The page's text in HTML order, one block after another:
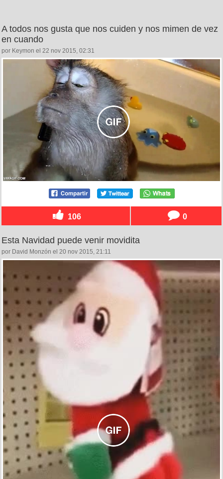
A todos nos gusta que nos cuiden y nos mimen de vez
en cuando
por Keymon el 22 nov 2015, 02:31
106 0
Esta Navidad puede venir movidita
por David Monzón el 20 nov 2015, 21:11